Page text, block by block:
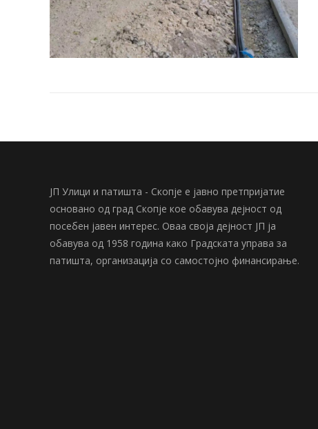
ЈП Улици и патишта - Скопје е јавно претпријатие
основано од град Скопје кое обавува дејност од
посебен јавен интерес. Оваа своја дејност ЈП ја
обавува од 1958 година како Градската управа за
патишта, организација со самостојно финансирање.